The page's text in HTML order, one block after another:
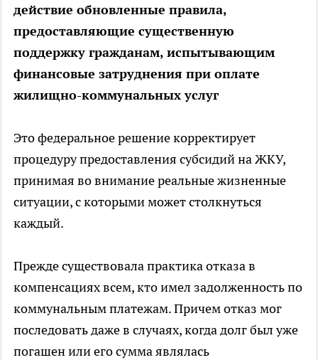
действие обновленные правила,
предоставляющие существенную
поддержку гражданам, испытывающим
финансовые затруднения при оплате
жилищно-коммунальных услуг
Это федеральное решение корректирует
процедуру предоставления субсидий на ЖКУ,
принимая во внимание реальные жизненные
ситуации, с которыми может столкнуться
каждый.
Прежде существовала практика отказа в
компенсациях всем, кто имел задолженность по
коммунальным платежам. Причем отказ мог
последовать даже в случаях, когда долг был уже
погашен или его сумма являлась